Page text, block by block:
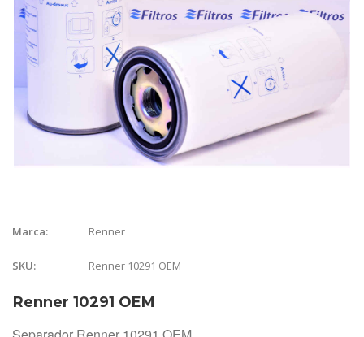
Marca: Renner
SKU: Renner 10291 OEM
Renner 10291 OEM